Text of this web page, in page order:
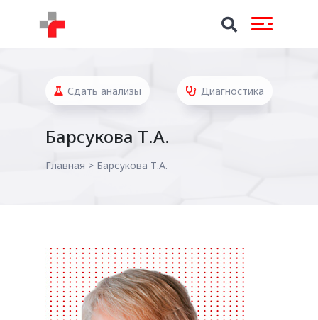
Сдать анализы Диагностика
Барсукова Т.А.
Главная > Барсукова Т.А.